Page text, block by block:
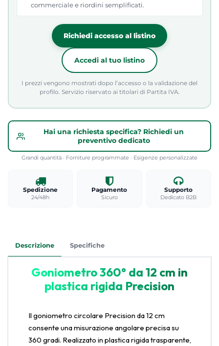
commerciale e riordini semplificati.
Richiedi accesso al listino
Accedi al tuo listino
I prezzi vengono mostrati dopo l’accesso o la validazione del
profilo. Servizio riservato ai titolari di Partita IVA.
Hai una richiesta specifica? Richiedi un
preventivo dedicato
Grandi quantità · Forniture programmate · Esigenze personalizzate
Spedizione
24/48h
Pagamento
Sicuro
Supporto
Dedicato B2B
Descrizione Specifiche
Goniometro 360° da 12 cm in
plastica rigida Precision
Il goniometro circolare Precision da 12 cm
consente una misurazione angolare precisa su
360 gradi. Realizzato in plastica rigida trasparente,